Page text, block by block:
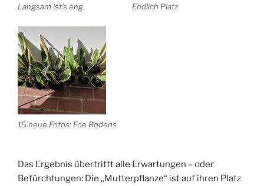
Langsam ist’s eng Endlich Platz
15 neue Fotos: Foe Rodens
Das Ergebnis übertrifft alle Erwartungen – oder
Befürchtungen: Die „Mutterpflanze“ ist auf ihren Platz